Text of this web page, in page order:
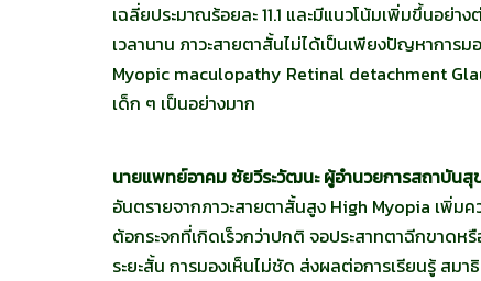
เฉลี่ยประมาณร้อยละ 11.1 และมีแนวโน้มเพิ่มขึ้นอย่า
เวลานาน ภาวะสายตาสั้นไม่ได้เป็นเพียงปัญหาการ
Myopic maculopathy Retinal detachment
เด็ก ๆ เป็นอย่างมาก
นายแพทย์อาคม ชัยวีระวัฒนะ ผู้อำนวยการสถาบัน
อันตรายจากภาวะสายตาสั้นสูง High Myopia เพิ่ม
ต้อกระจกที่เกิดเร็วกว่าปกติ จอประสาทตาฉีกขาดห
ระยะสั้น การมองเห็นไม่ชัด ส่งผลต่อการเรียนรู้ สม